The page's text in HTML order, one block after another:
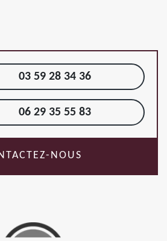
03 59 28 34 36
06 29 35 55 83
NOUS